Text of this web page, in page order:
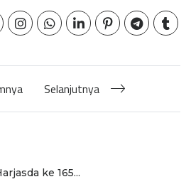
Selanjutnya
ke 165...